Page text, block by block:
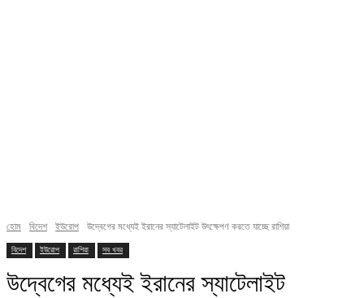
হোম বিদেশ ইউরোপ উদ্বেগের মধ্যেই ইরানের স্যাটেলাইট উৎক্ষেপণ করতে যাচ্ছে রাশিয়া
বিদেশ ইউরোপ রাশিয়া সব খবর
উদ্বেগের মধ্যেই ইরানের স্যাটেলাইট